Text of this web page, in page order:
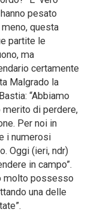
pesato
questa
partite le
ma
certamente
Malgrado la
“Abbiamo
merito di perdere,
Per noi in
i numerosi
Oggi (ieri, ndr)
in campo”.
molto possesso
una delle